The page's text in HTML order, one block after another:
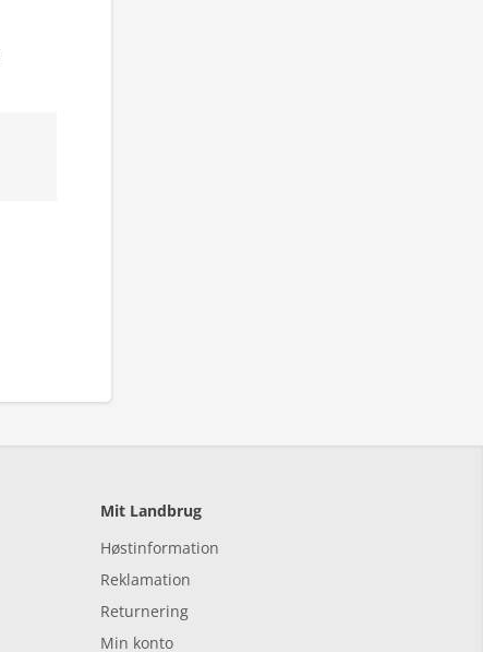
Mit Landbrug
Høstinformation
Reklamation
Returnering
Min konto